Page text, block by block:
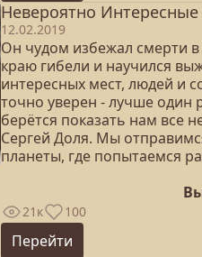
Невероятно
12.02.2019
Он чудом избежал смерти в
краю гибели и научился
интересных мест, людей и
точно уверен - лучше один
берётся показать нам все
Сергей Доля. Мы
планеты, где попытаемся
21к 100
Перейти